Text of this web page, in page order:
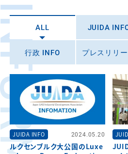
ALL JUIDA
行政 INFO プレスリリ
JUIDA INFO 2024.05.20
ルクセンブルク大公国のLuxe